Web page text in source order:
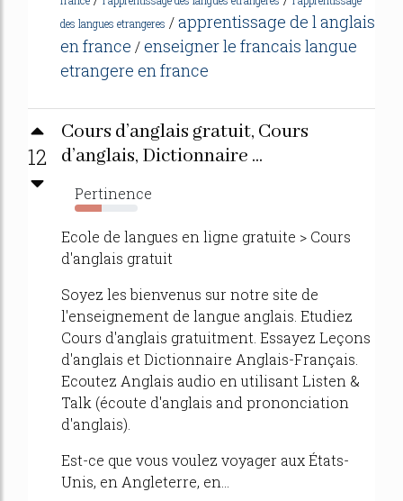
des langues etrangeres /apprentissage de l anglais
en france /enseigner le francais langue
etrangere en france
12
Cours d’anglais gratuit, Cours
d’anglais, Dictionnaire ...
Pertinence
43%
Ecole de langues en ligne gratuite > Cours
d'anglais gratuit
Soyez les bienvenus sur notre site de
l'enseignement de langue anglais. Etudiez
Cours d'anglais gratuitment. Essayez Leçons
d'anglais et Dictionnaire Anglais-Français.
Ecoutez Anglais audio en utilisant Listen &
Talk (écoute d'anglais and prononciation
d'anglais).
Est-ce que vous voulez voyager aux États-
Unis, en Angleterre, en...